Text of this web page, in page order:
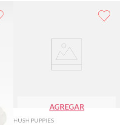
AGREGAR
HUSH PUPPIES